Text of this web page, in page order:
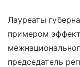
Лауреаты
примером
председатель